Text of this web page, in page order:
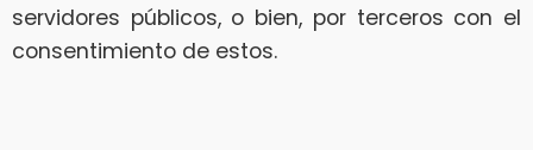
servidores públicos, o bien, por terceros con el
consentimiento de estos.